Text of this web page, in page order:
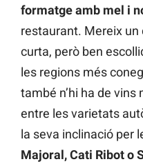
formatge amb mel i
restaurant. Mereix un
curta, però ben
les regions més
també n’hi ha de
entre les varietats
la seva inclinació per
Majoral, Cati Ribot o